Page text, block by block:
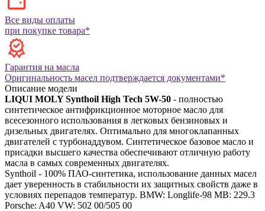
Все виды оплаты
при покупке товара*
Гарантия на масла
Оригинальность масел подтверждается документами*
Описание модели
LIQUI MOLY Synthoil High Tech 5W-50 - полностью
синтетическое антифрикционное моторное масло для
всесезонного использования в легковых бензиновых и
дизельных двигателях. Оптимально для многоклапанных
двигателей с турбонаддувом. Синтетическое базовое масло и
присадки высшего качества обеспечивают отличную работу
масла в самых современных двигателях.
Synthoil - 100% ПАО-синтетика, использование данных масел
дает уверенность в стабильности их защитных свойств даже в
условиях перепадов температур. BMW: Longlife-98 MB: 229.3
Porsche: A40 VW: 502 00/505 00